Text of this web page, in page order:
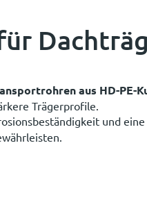
aus HD-PE-
Trägerprofile.
und eine